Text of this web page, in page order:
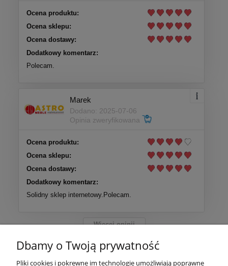
Ocena produktu:
Ocena sklepu:
Ocena dostawy:
Dodatkowy komentarz:
Polecam.
Marek
Dodano: 2025-07-06
Opinia zweryfikowana
Ocena produktu:
Ocena sklepu:
Ocena dostawy:
Dodatkowy komentarz:
Solidny sklep internetowy.Polecam.
Więcej opinii
Dbamy o Twoją prywatność
Pliki cookies i pokrewne im technologie umożliwiają poprawne